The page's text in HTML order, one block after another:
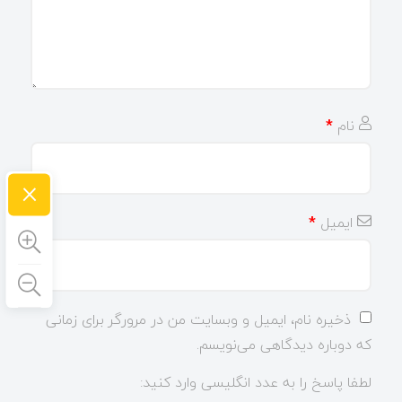
نام *
ایمیل *
ذخیره نام، ایمیل و وبسایت من در مرورگر برای زمانی
که دوباره دیدگاهی می‌نویسم.
لطفا پاسخ را به عدد انگلیسی وارد کنید:
×